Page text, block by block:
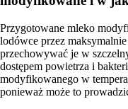
Przygotowane mleko
lodówce przez
przechowywać je w
dostępem powietrza i
modyfikowanego w
ponieważ może to